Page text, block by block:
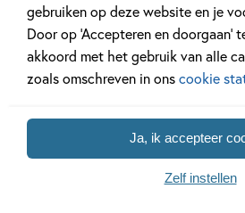
gebruiken op deze website en je
Door op ‘Accepteren en doorgaan’
akkoord met het gebruik van alle
zoals omschreven in onscookie
Ja, ik accepteer
Zelf instellen
Gerelateerde